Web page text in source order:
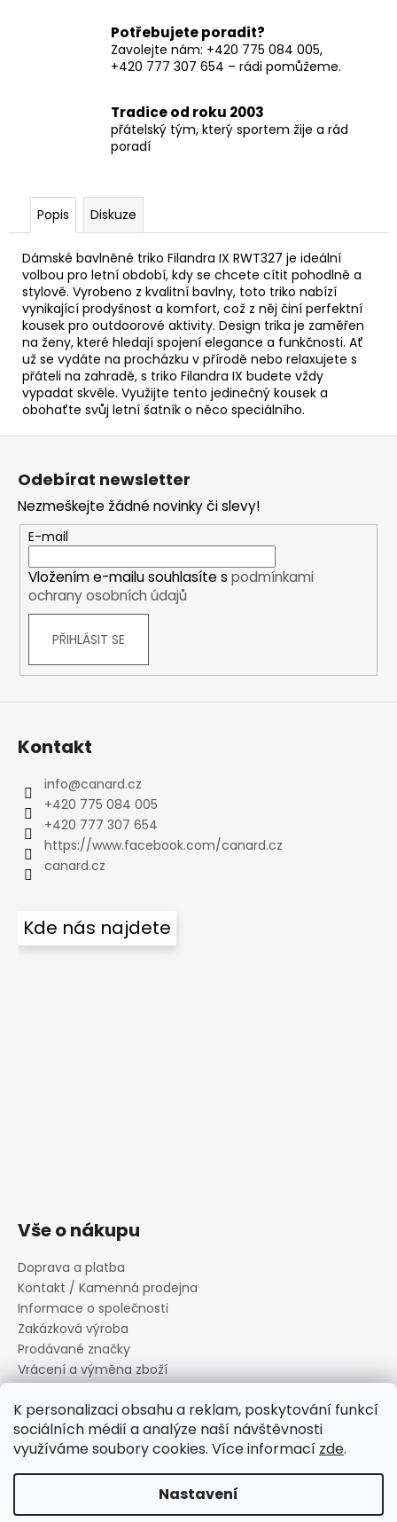
K personalizaci obsahu a reklam, poskytování funkcí
sociálních médií a analýze naší návštěvnosti
využíváme soubory cookies. Více informací zde.
Nastavení
Potřebujete poradit?
Zavolejte nám: +420 775 084 005,
+420 777 307 654 – rádi pomůžeme.
Tradice od roku 2003
přátelský tým, který sportem žije a rád
poradí
Popis Diskuze
Dámské bavlněné triko Filandra IX RWT327 je ideální
volbou pro letní období, kdy se chcete cítit pohodlně a
stylově. Vyrobeno z kvalitní bavlny, toto triko nabízí
vynikající prodyšnost a komfort, což z něj činí perfektní
kousek pro outdoorové aktivity. Design trika je zaměřen
na ženy, které hledají spojení elegance a funkčnosti. Ať
už se vydáte na procházku v přírodě nebo relaxujete s
přáteli na zahradě, s triko Filandra IX budete vždy
vypadat skvěle. Využijte tento jedinečný kousek a
obohaťte svůj letní šatník o něco speciálního.
Z
Odebírat newsletter
Nezmeškejte žádné novinky či slevy!
E-mail
Vložením e-mailu souhlasíte s podmínkami
ochrany osobních údajů
PŘIHLÁSIT SE
Kontakt
info@canard.cz
+420 775 084 005
+420 777 307 654
https://www.facebook.com/canard.cz
canard.cz
Kde nás najdete
Vše o nákupu
Doprava a platba
Kontakt / Kamenná prodejna
Informace o společnosti
Zakázková výroba
Prodávané značky
Vrácení a výměna zboží
Informace o souborech cookies
Reklamační řád
Obchodní podmínky